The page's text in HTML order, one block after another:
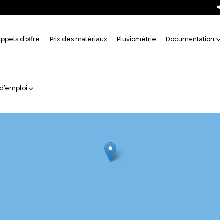
d’offre Prix des matériaux Pluviométrie Documentation